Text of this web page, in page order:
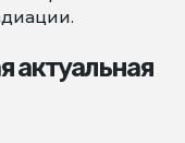
актуальная